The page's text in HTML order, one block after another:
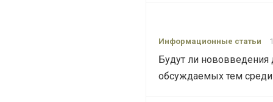
Информационные статьи
Будут ли нововведения
обсуждаемых тем